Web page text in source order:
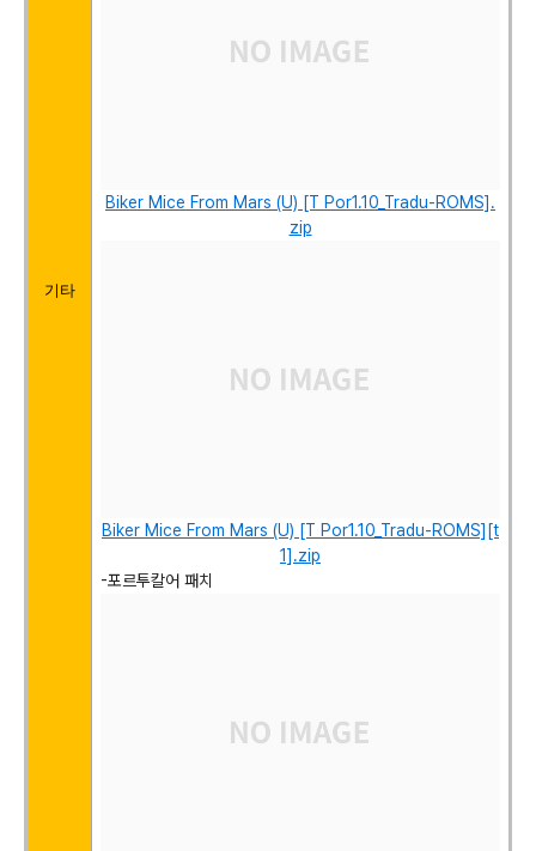
기타
Biker Mice From Mars (U) [T Por1.10_Tradu-ROMS].
zip
Biker Mice From Mars (U) [T Por1.10_Tradu-ROMS][t
1].zip
-포르투칼어 패치